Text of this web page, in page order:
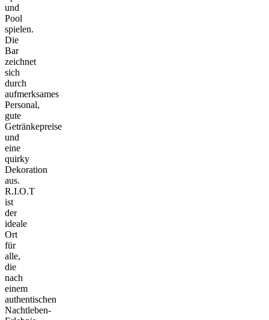
und
Pool
spielen.
Die
Bar
zeichnet
sich
durch
aufmerksames
Personal,
gute
Getränkepreise
und
eine
quirky
Dekoration
aus.
R.I.O.T
ist
der
ideale
Ort
für
alle,
die
nach
einem
authentischen
Nachtleben-